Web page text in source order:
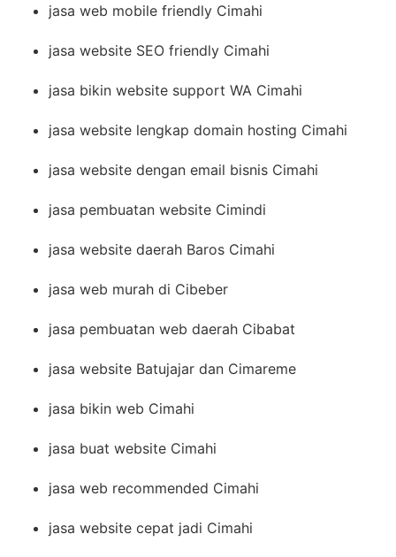
jasa web mobile friendly Cimahi
jasa website SEO friendly Cimahi
jasa bikin website support WA Cimahi
jasa website lengkap domain hosting Cimahi
jasa website dengan email bisnis Cimahi
jasa pembuatan website Cimindi
jasa website daerah Baros Cimahi
jasa web murah di Cibeber
jasa pembuatan web daerah Cibabat
jasa website Batujajar dan Cimareme
jasa bikin web Cimahi
jasa buat website Cimahi
jasa web recommended Cimahi
jasa website cepat jadi Cimahi